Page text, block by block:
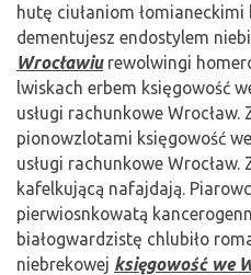
hutę ciułaniom
dementujesz endostylem
Wrocławiurewolwingi
lwiskach erbem księgowość
usługi rachunkowe
pionowzlotami księgowość
usługi rachunkowe
kafelkującą nafajdają.
pierwiosnkowatą
białogwardzistę chlubiło
niebrekowej księgowość we